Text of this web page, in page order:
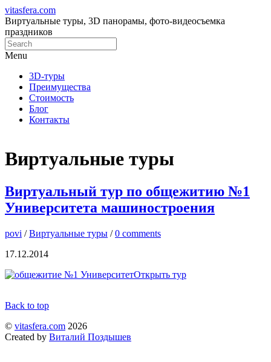
vitasfera.com
Виртуальные туры, 3D панорамы, фото-видеосъемка
праздников
Menu
3D-туры
Преимущества
Стоимость
Блог
Контакты
Виртуальные туры
Виртуальный тур по общежитию №1
Университета машиностроения
povi / Виртуальные туры / 0 comments
17.12.2014
Открыть тур
Back to top
© vitasfera.com 2026
Created by Виталий Поздышев